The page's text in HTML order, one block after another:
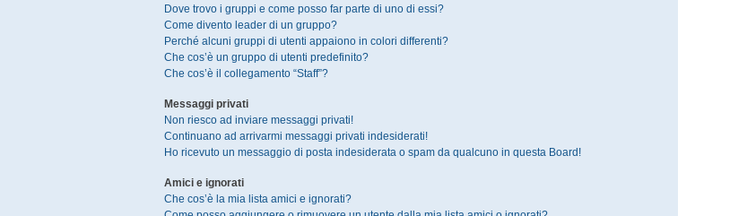
Dove trovo i gruppi e come posso far parte di uno di essi?
Come divento leader di un gruppo?
Perché alcuni gruppi di utenti appaiono in colori differenti?
Che cos’è un gruppo di utenti predefinito?
Che cos’è il collegamento “Staff”?
Messaggi privati
Non riesco ad inviare messaggi privati!
Continuano ad arrivarmi messaggi privati indesiderati!
Ho ricevuto un messaggio di posta indesiderata o spam da qualcuno in questa Board!
Amici e ignorati
Che cos’è la mia lista amici e ignorati?